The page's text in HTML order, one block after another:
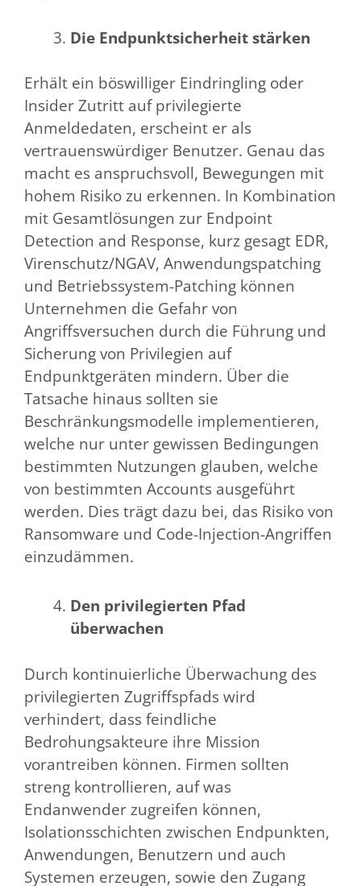
Die Endpunktsicherheit stärken
Erhält ein böswilliger Eindringling oder
Insider Zutritt auf privilegierte
Anmeldedaten, erscheint er als
vertrauenswürdiger Benutzer. Genau das
macht es anspruchsvoll, Bewegungen mit
hohem Risiko zu erkennen. In Kombination
mit Gesamtlösungen zur Endpoint
Detection and Response, kurz gesagt EDR,
Virenschutz/NGAV, Anwendungspatching
und Betriebssystem-Patching können
Unternehmen die Gefahr von
Angriffsversuchen durch die Führung und
Sicherung von Privilegien auf
Endpunktgeräten mindern. Über die
Tatsache hinaus sollten sie
Beschränkungsmodelle implementieren,
welche nur unter gewissen Bedingungen
bestimmten Nutzungen glauben, welche
von bestimmten Accounts ausgeführt
werden. Dies trägt dazu bei, das Risiko von
Ransomware und Code-Injection-Angriffen
einzudämmen.
Den privilegierten Pfad
überwachen
Durch kontinuierliche Überwachung des
privilegierten Zugriffspfads wird
verhindert, dass feindliche
Bedrohungsakteure ihre Mission
vorantreiben können. Firmen sollten
streng kontrollieren, auf was
Endanwender zugreifen können,
Isolationsschichten zwischen Endpunkten,
Anwendungen, Benutzern und auch
Systemen erzeugen, sowie den Zugang